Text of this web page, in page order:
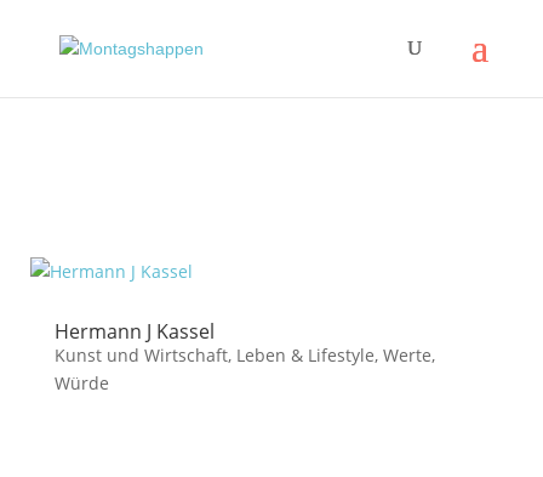
Hermann J Kassel
Kunst und Wirtschaft, Leben & Lifestyle, Werte,
Würde